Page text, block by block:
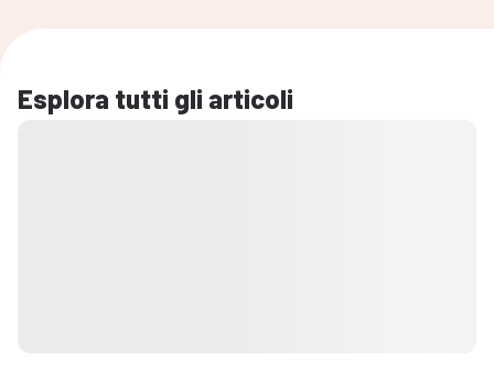
Esplora tutti gli articoli